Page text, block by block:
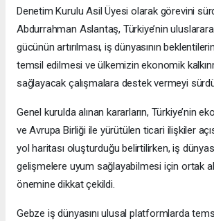
Denetim Kurulu Asil Üyesi olarak görevini
Abdurrahman Aslantaş, Türkiye’nin
gücünün artırılması, iş dünyasının
temsil edilmesi ve ülkemizin ekonomik
sağlayacak çalışmalara destek vermeyi
Genel kurulda alınan kararların, Türkiye’nin
ve Avrupa Birliği ile yürütülen ticari ilişkiler
yol haritası oluşturduğu belirtilirken, iş
gelişmelere uyum sağlayabilmesi için ortak
önemine dikkat çekildi.
Gebze iş dünyasını ulusal platformlarda